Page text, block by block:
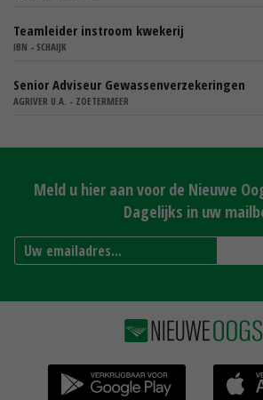
Teamleider instroom kwekerij
IBN - SCHAIJK
Senior Adviseur Gewassenverzekeringen
AGRIVER U.A. - ZOETERMEER
Meld u hier aan voor de Nieuwe
Dagelijks in uw